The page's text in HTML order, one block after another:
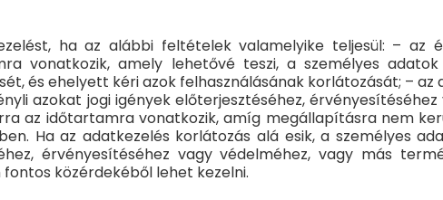
ha az alábbi feltételek valamelyike teljesül: – az
vonatkozik, amely lehetővé teszi, a személyes
és ehelyett kéri azok felhasználásának korlátozását; – az
azokat jogi igények előterjesztéséhez,
az időtartamra vonatkozik, amíg megállapításra nem
Ha az adatkezelés korlátozás alá esik, a személyes
érvényesítéséhez vagy védelméhez, vagy más
közérdekéből lehet kezelni.